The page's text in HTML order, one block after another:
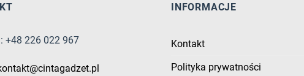
+48 226 022 967
INFORMACJE
Kontakt
Polityka prywatności